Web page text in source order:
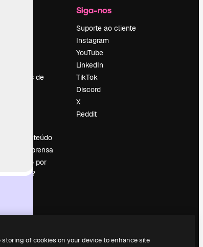
Tendências de
Vender conteúdo
Sala de imprensa
Procurando por
magnific.ai?
Siga-nos
Suporte ao cliente
Instagram
YouTube
LinkedIn
TikTok
Discord
X
Reddit
of cookies on your device to enhance site